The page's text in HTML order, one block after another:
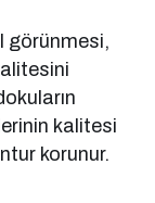
görünmesi,
kalitesi
korunur.